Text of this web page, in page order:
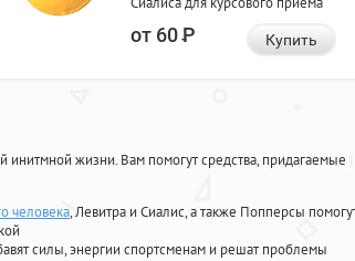
от 60Р Купить
жизни. Вам помогут средства, придагаемые
человека, Левитра и Сиалис, а также Попперсы
силы, энергии спортсменам и решат проблемы